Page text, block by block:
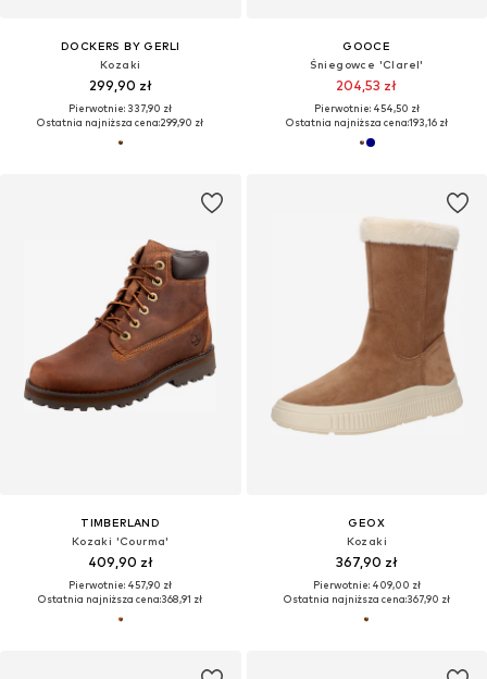
DOCKERS BY GERLI
Kozaki
299,90 zł
Pierwotnie: 337,90 zł
Ostatnia najniższa cena:299,90 zł
GOOCE
Śniegowce 'Clarel'
204,53 zł
Pierwotnie: 454,50 zł
Ostatnia najniższa cena:193,16 zł
TIMBERLAND
Kozaki 'Courma'
409,90 zł
Pierwotnie: 457,90 zł
Ostatnia najniższa cena:368,91 zł
GEOX
Kozaki
367,90 zł
Pierwotnie: 409,00 zł
Ostatnia najniższa cena:367,90 zł